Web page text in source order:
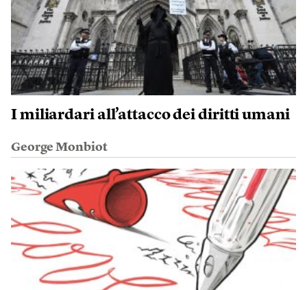
I miliardari all’attacco dei diritti umani
George Monbiot